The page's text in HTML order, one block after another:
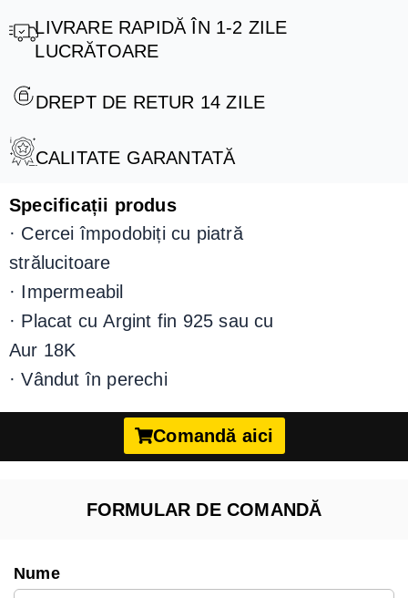
LIVRARE RAPIDĂ ÎN 1-2 ZILE
LUCRĂTOARE
DREPT DE RETUR 14 ZILE
CALITATE GARANTATĂ
Specificații produs
· Cercei împodobiți cu piatră
strălucitoare
· Impermeabil
· P lacat cuArgint fin 925 sau cu
Aur 18K
·Vândut în perechi
Comandă aici
FORMULAR DE COMANDĂ
Nume